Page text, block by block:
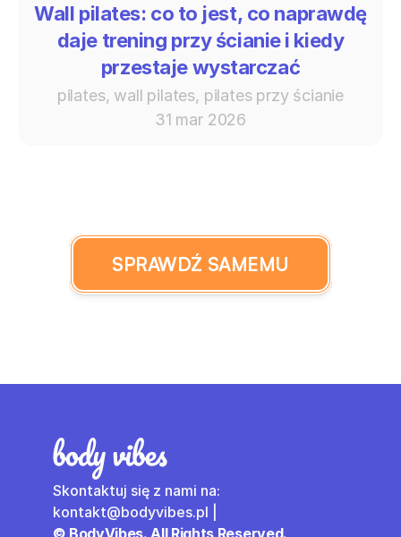
Wall pilates: co to jest, co naprawdę
daje trening przy ścianie i kiedy
przestaje wystarczać
pilates, wall pilates, pilates przy ścianie
31 mar 2026
SPRAWDŹ SAMEMU
Skontaktuj się z nami na:
kontakt@bodyvibes.pl |
© BodyVibes. All Rights Reserved.